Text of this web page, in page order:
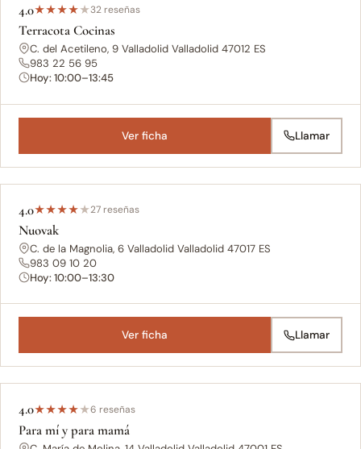
4.0★★★★★32 reseñas
Terracota Cocinas
C. del Acetileno, 9 Valladolid Valladolid 47012 ES
983 22 56 95
Hoy: 10:00–13:45
Ver ficha Llamar
4.0★★★★★27 reseñas
Nuovak
C. de la Magnolia, 6 Valladolid Valladolid 47017 ES
983 09 10 20
Hoy: 10:00–13:30
Ver ficha Llamar
4.0★★★★★6 reseñas
Para mí y para mamá